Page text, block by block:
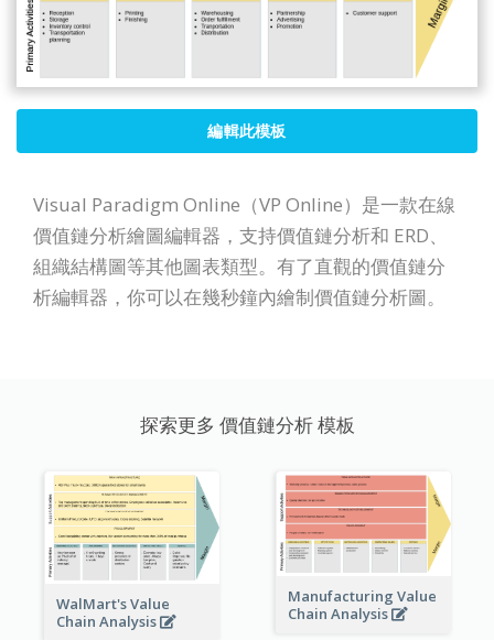
編輯此模板
Visual Paradigm Online（VP Online）是一款在線
價值鏈分析繪圖編輯器，支持價值鏈分析和 ERD、
組織結構圖等其他圖表類型。有了直觀的價值鏈分
析編輯器，你可以在幾秒鐘內繪制價值鏈分析圖。
探索更多 價值鏈分析 模板
WalMart's Value
Chain Analysis
Manufacturing Value
Chain Analysis